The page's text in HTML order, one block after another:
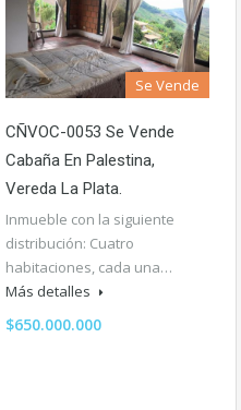
Se Vende
CÑVOC-0053 Se Vende
Cabaña En Palestina,
Vereda La Plata.
Inmueble con la siguiente
distribución: Cuatro
habitaciones, cada una…
Más detalles
$650.000.000